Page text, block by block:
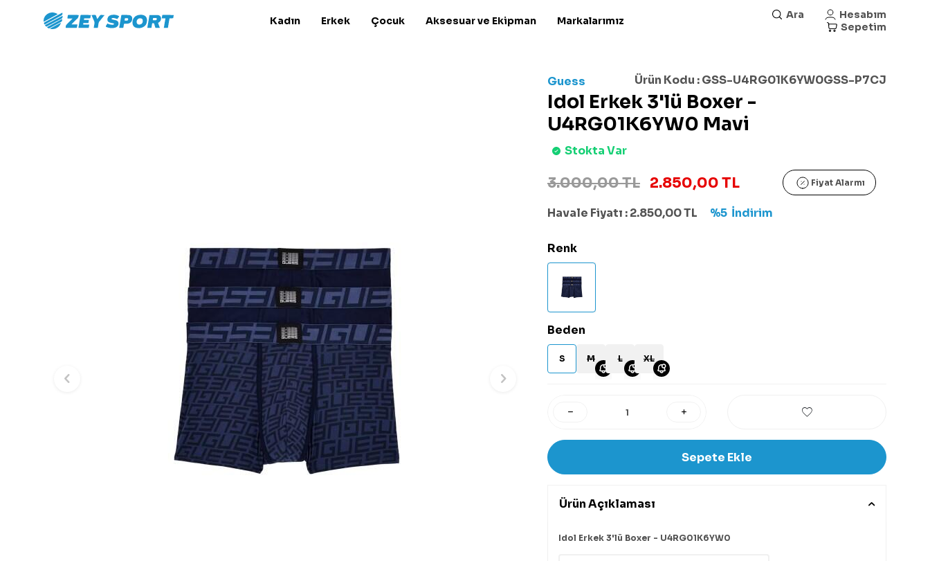
Kadın Erkek Çocuk Aksesuar ve Ekipman Markalarımız Ara
Hesabım
Sepetim
Guess Ürün Kodu :GSS-U4RG01K6YW0GSS-P7CJ
Idol Erkek 3'lü Boxer -
U4RG01K6YW0 Mavi
Stokta Var
3.000,00 TL 2.850,00 TL Fiyat Alarmı
Havale Fiyatı :2.850,00TL %5 İndirim
Renk
Beden
S M L XL
Sepete Ekle
Ürün Açıklaması
Idol Erkek 3'lü Boxer - U4RG01K6YW0